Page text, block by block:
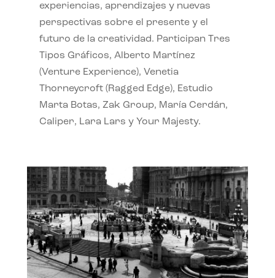
experiencias, aprendizajes y nuevas
perspectivas sobre el presente y el
futuro de la creatividad. Participan Tres
Tipos Gráficos, Alberto Martínez
(Venture Experience), Venetia
Thorneycroft (Ragged Edge), Estudio
Marta Botas, Zak Group, María Cerdán,
Caliper, Lara Lars y Your Majesty.